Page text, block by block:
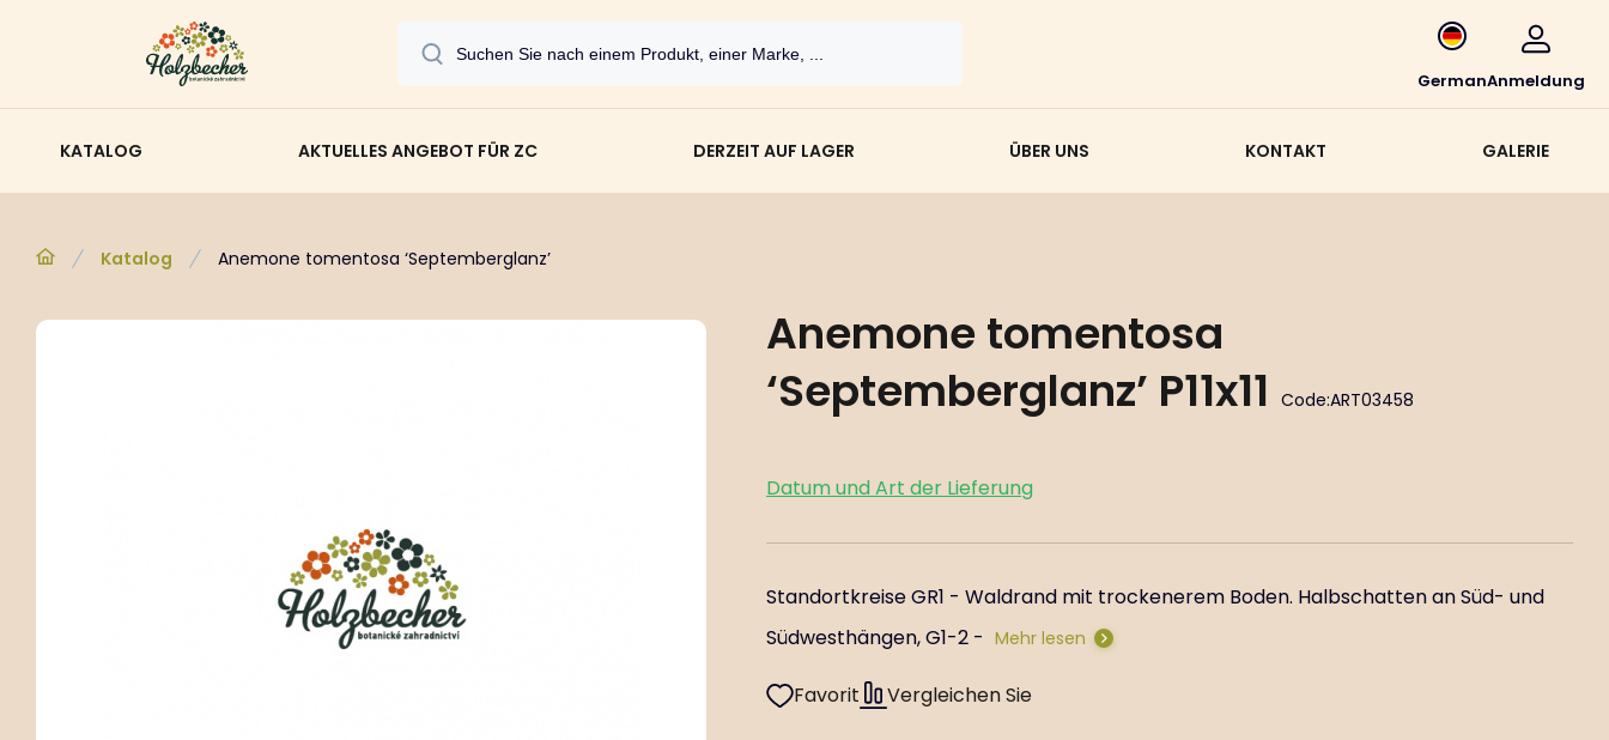
GermanAnmeldung
KATALOG AKTUELLES ANGEBOT FÜR ZC DERZEIT AUF LAGER ÜBER UNS KONTAKT GALERIE
Katalog Anemone tomentosa ‘Septemberglanz’
Anemone tomentosa
‘Septemberglanz’ P11x11 Code:ART03458
Datum und Art der Lieferung
Standortkreise GR1 - Waldrand mit trockenerem Boden. Halbschatten an Süd- und
Südwesthängen, G1-2 - Mehr lesen
Favorit Vergleichen Sie